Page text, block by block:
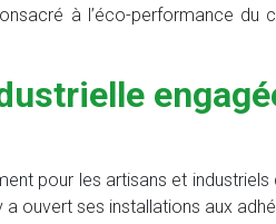
à l’éco-performance du
pour les artisans et industriels
ouvert ses installations aux